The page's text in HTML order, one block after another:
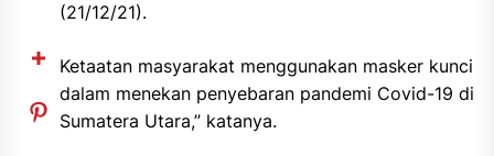
(21/12/21).
Ketaatan masyarakat menggunakan masker kunci
dalam menekan penyebaran pandemi Covid-19 di
Sumatera Utara,” katanya.